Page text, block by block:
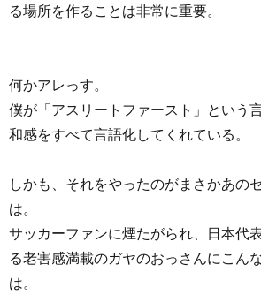
る場所を作ることは非常に重要。
何かアレっす。
僕が「アスリートファースト」という
和感をすべて言語化してくれている。
しかも、それをやったのがまさかあの
は。
サッカーファンに煙たがられ、日本代
る老害感満載のガヤのおっさんにこん
は。